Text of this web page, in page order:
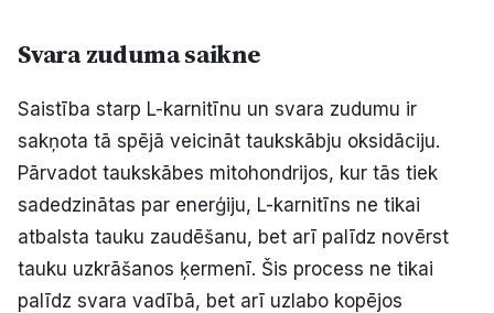
Svara zuduma saikne
Saistība starp L-karnitīnu un svara zudumu ir
sakņota tā spējā veicināt taukskābju oksidāciju.
Pārvadot taukskābes mitohondrijos, kur tās tiek
sadedzinātas par enerģiju, L-karnitīns ne tikai
atbalsta tauku zaudēšanu, bet arī palīdz novērst
tauku uzkrāšanos ķermenī. Šis process ne tikai
palīdz svara vadībā, bet arī uzlabo kopējos